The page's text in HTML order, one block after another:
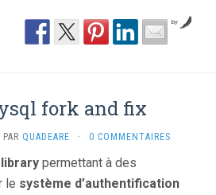
by
fork and fix
PAR QUADEARE · 0 COMMENTAIRES
library permettant à des
le système d’authentification